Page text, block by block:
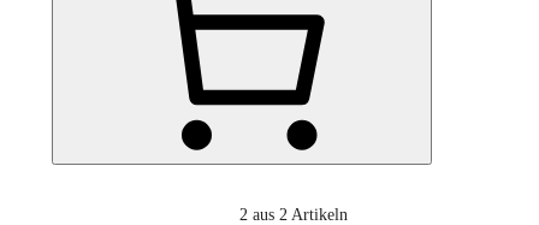
2 aus 2 Artikeln